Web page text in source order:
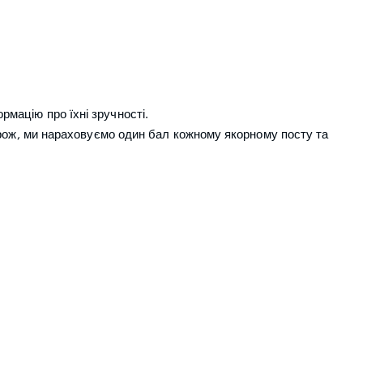
про їхні зручності.
ми нараховуємо один бал кожному якорному посту та